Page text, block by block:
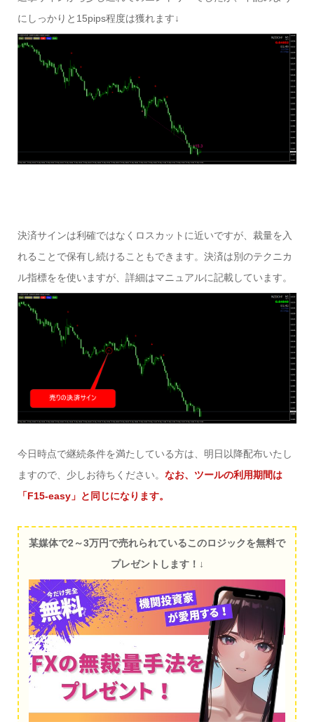
にしっかりと15pips程度は獲れます↓
決済サインは利確ではなくロスカットに近いですが、裁量を入
れることで保有し続けることもできます。決済は別のテクニカ
ル指標をを使いますが、詳細はマニュアルに記載しています。
今日時点で継続条件を満たしている方は、明日以降配布いたし
ますので、少しお待ちください。 なお、ツールの利用期間は
「F15-easy」と同じになります。
某媒体で2～3万円で売れられているこのロジックを無料で
プレゼントします！↓